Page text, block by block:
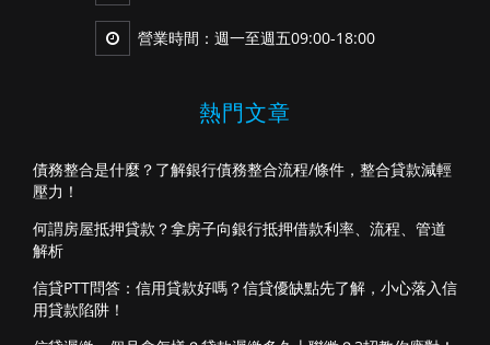
營業時間：週一至週五09:00-18:00
熱門文章
債務整合是什麼？了解銀行債務整合流程/條件，整合貸款減輕
壓力！
何謂房屋抵押貸款？拿房子向銀行抵押借款利率、流程、管道
解析
信貸PTT問答：信用貸款好嗎？信貸優缺點先了解，小心落入信
用貸款陷阱！